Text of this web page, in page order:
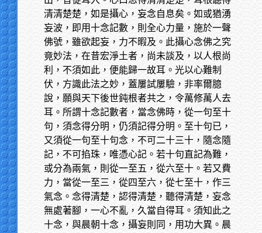
清清楚楚，如是攝心，妄念自息矣。如或猶湧
妄波，即用十念記數，則全心力量，施於一聲
佛號，雖欲起妄，力不暇及。此攝心念佛之究
竟妙法，在昔宏淨土者，尚未談及，以人根尚
利，不須如此，便能歸一故耳。光以心難制
伏，方識此法之妙，蓋屢試屢驗，非率爾臆
說，願與天下後世鈍根者共之，令萬修萬人去
耳。所謂十念記數者，當念佛時，從一句至十
句，須念得分明，仍須記得分明。至十句已，
又須從一句至十句念，不可二十三十，隨念隨
記，不可掐珠，唯憑心記。若十句直記為難，
或分為兩氣，則從一至五，從六至十。若又費
力，當從一至三，從四至六，從七至十，作三
氣念。念得清楚，認得清楚，聽得清楚，妄念
無處著腳，一心不亂，久當自得耳。須知此之
十念，與晨朝十念，攝妄則同，用功大異。晨